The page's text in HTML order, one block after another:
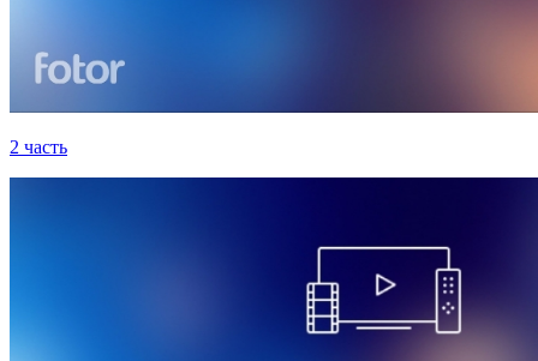
2 часть